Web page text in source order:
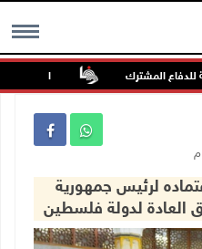
MENU المشترك الطقس: أجواء
لرئيس جمهورية
العادة لدولة فلسطين